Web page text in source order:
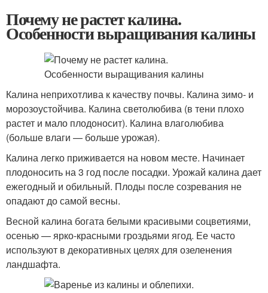
Почему не растет калина.
Особенности выращивания калины
Калина неприхотлива к качеству почвы. Калина зимо- и
морозоустойчива. Калина светолюбива (в тени плохо
растет и мало плодоносит). Калина влаголюбива
(больше влаги — больше урожая).
Калина легко приживается на новом месте. Начинает
плодоносить на 3 год после посадки. Урожай калина дает
ежегодный и обильный. Плоды после созревания не
опадают до самой весны.
Весной калина богата белыми красивыми соцветиями,
осенью — ярко-красными гроздьями ягод. Ее часто
используют в декоративных целях для озеленения
ландшафта.